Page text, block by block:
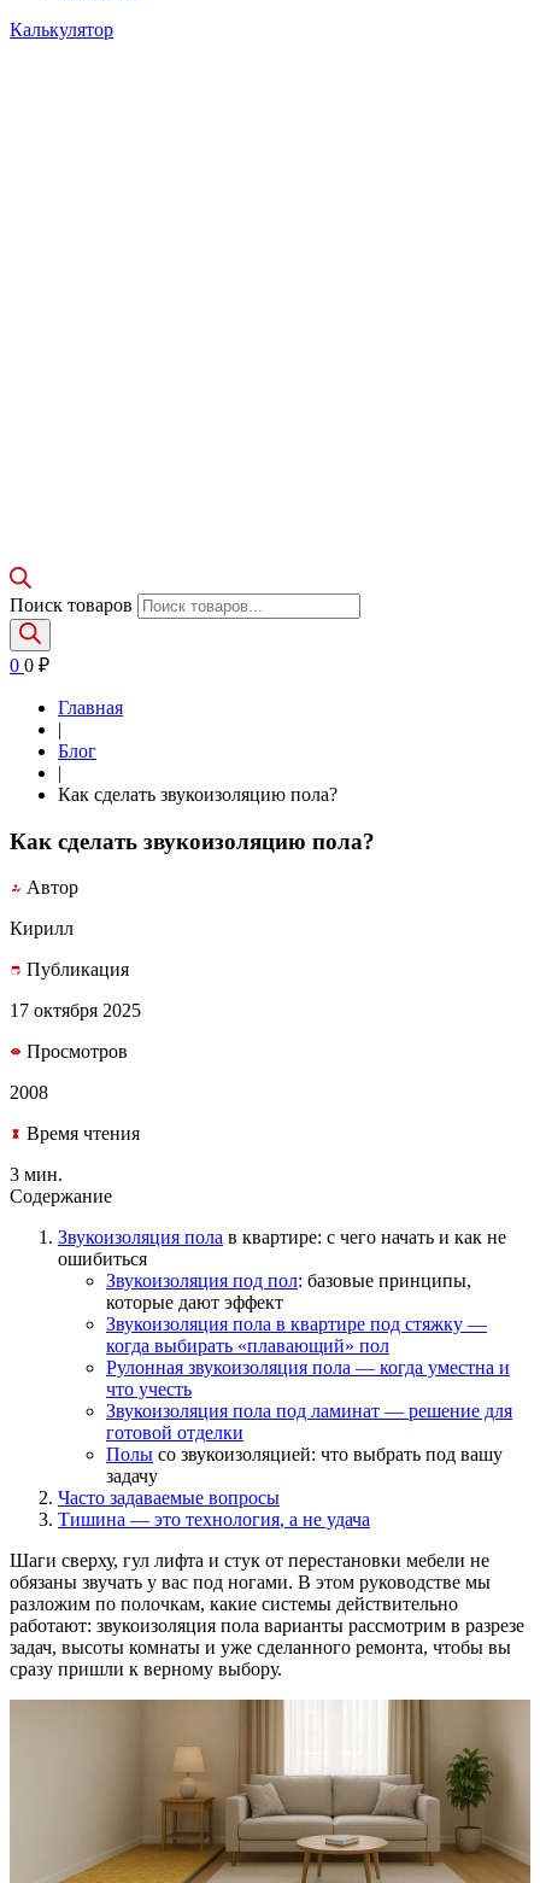
Калькулятор
Поиск товаров
0 0 ₽
Главная
|
Блог
|
Как сделать звукоизоляцию пола?
Как сделать звукоизоляцию пола?
Автор
Кирилл
Публикация
17 октября 2025
Просмотров
2008
Время чтения
3 мин.
Содержание
Звукоизоляция пола в квартире: с чего начать и как не
ошибиться
Звукоизоляция под пол: базовые принципы,
которые дают эффект
Звукоизоляция пола в квартире под стяжку —
когда выбирать «плавающий» пол
Рулонная звукоизоляция пола — когда уместна и
что учесть
Звукоизоляция пола под ламинат — решение для
готовой отделки
Полы со звукоизоляцией: что выбрать под вашу
задачу
Часто задаваемые вопросы
Тишина — это технология, а не удача
Шаги сверху, гул лифта и стук от перестановки мебели не
обязаны звучать у вас под ногами. В этом руководстве мы
разложим по полочкам, какие системы действительно
работают: звукоизоляция пола варианты рассмотрим в разрезе
задач, высоты комнаты и уже сделанного ремонта, чтобы вы
сразу пришли к верному выбору.